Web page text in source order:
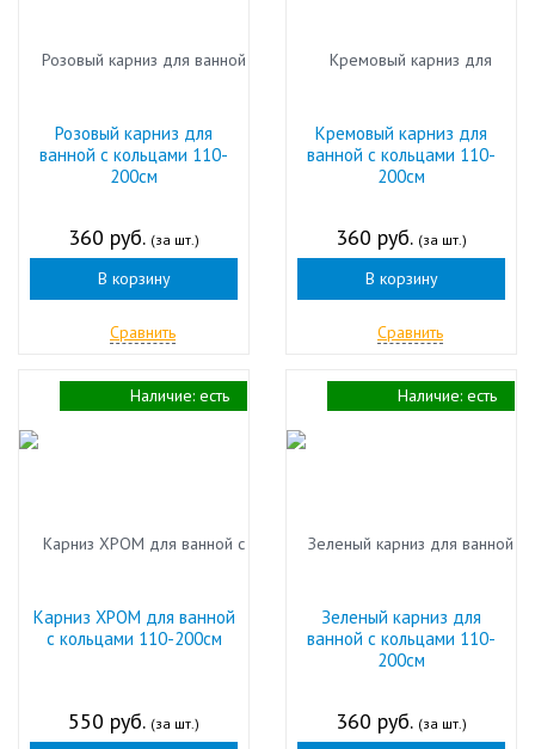
Розовый карниз для
ванной с кольцами 110-
200см
360 руб. (за шт.)
В корзину
Сравнить
Кремовый карниз для
ванной с кольцами 110-
200см
360 руб. (за шт.)
В корзину
Сравнить
Карниз ХРОМ для ванной
с кольцами 110-200см
550 руб. (за шт.)
Наличие: есть
Зеленый карниз для
ванной с кольцами 110-
200см
360 руб. (за шт.)
Наличие: есть